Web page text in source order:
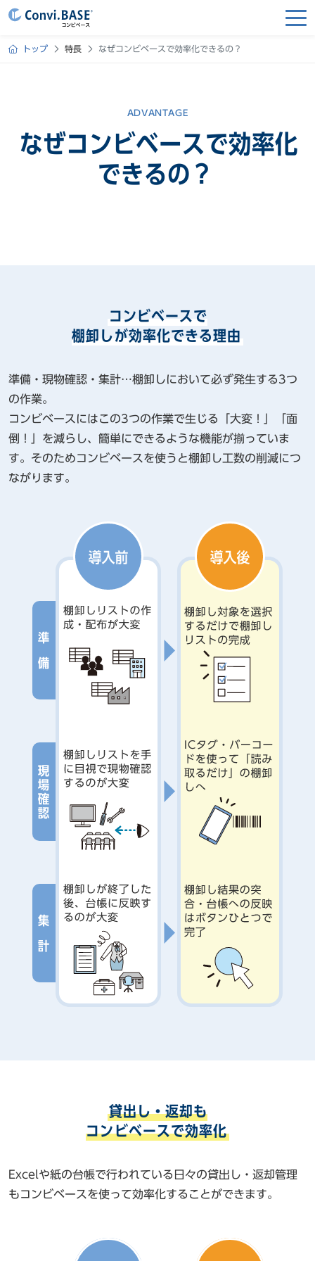
トップ 特長 なぜコンビベースで効率化できるの？
ADVANTAGE
なぜコンビベースで効率化
できるの？
コンビベースで
棚卸しが効率化できる理由
準備・現物確認・集計…棚卸しにおいて必ず発生する3つ
の作業。
コンビベースにはこの3つの作業で生じる「大変！」「面
倒！」を減らし、簡単にできるような機能が揃っていま
す。そのためコンビベースを使うと棚卸し工数の削減につ
ながります。
貸出し・返却も
コンビベースで効率化
Excelや紙の台帳で行われている日々の貸出し・返却管理
もコンビベースを使って効率化することができます。